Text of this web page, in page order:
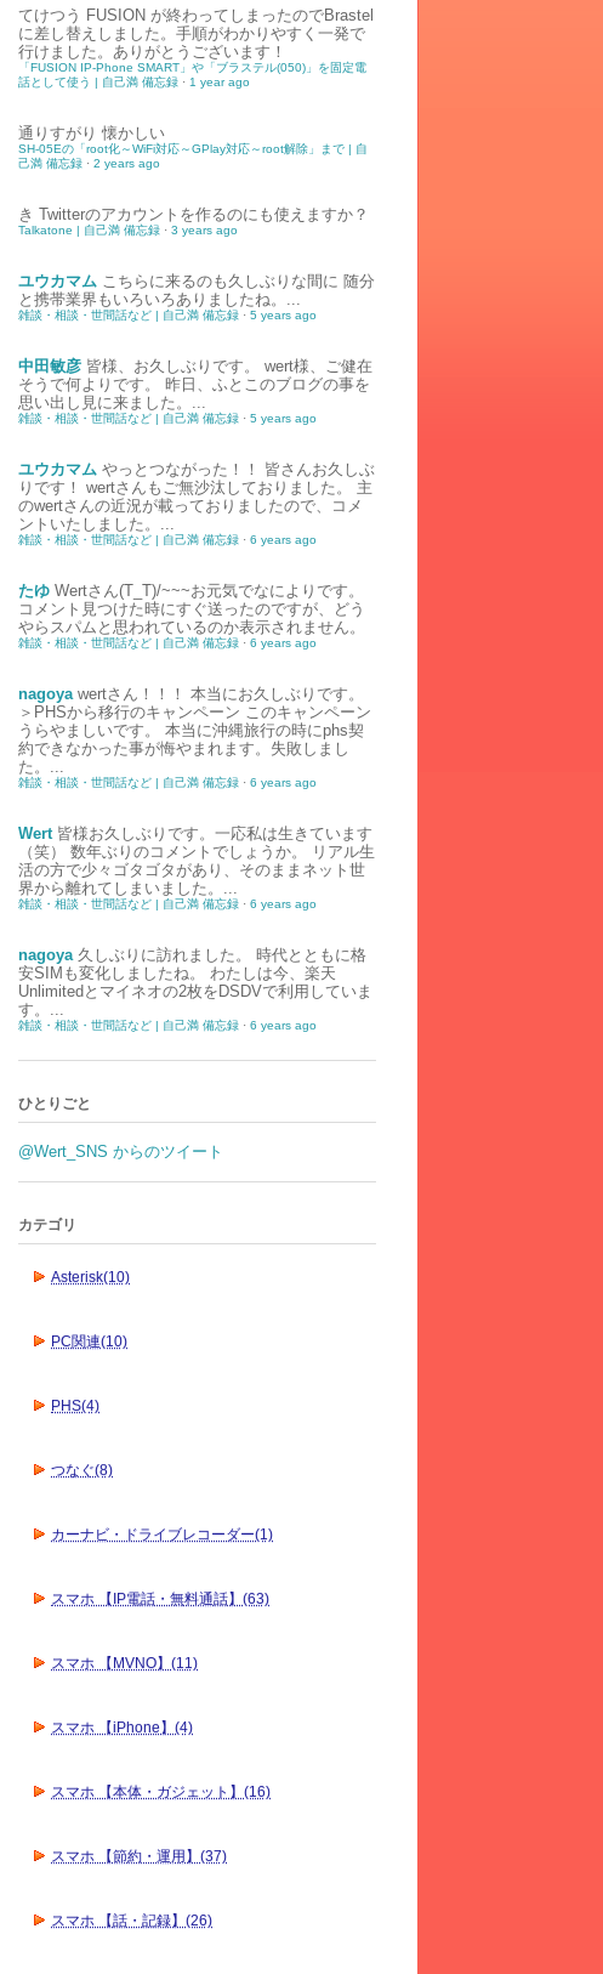
てけつう FUSION が終わってしまったのでBrastel
に差し替えしました。手順がわかりやすく一発で
行けました。ありがとうございます！
「FUSION IP-Phone SMART」や「ブラステル(050)」を固定電
話として使う | 自己満 備忘録 · 1 year ago
通りすがり 懐かしい
SH-05Eの「root化～WiFi対応～GPlay対応～root解除」まで | 自
己満 備忘録 · 2 years ago
き Twitterのアカウントを作るのにも使えますか？
Talkatone | 自己満 備忘録 · 3 years ago
ユウカマム こちらに来るのも久しぶりな間に 随分
と携帯業界もいろいろありましたね。...
雑談・相談・世間話など | 自己満 備忘録 · 5 years ago
中田敏彦 皆様、お久しぶりです。 wert様、ご健在
そうで何よりです。 昨日、ふとこのブログの事を
思い出し見に来ました。...
雑談・相談・世間話など | 自己満 備忘録 · 5 years ago
ユウカマム やっとつながった！！ 皆さんお久しぶ
りです！ wertさんもご無沙汰しておりました。 主
のwertさんの近況が載っておりましたので、コメ
ントいたしました。...
雑談・相談・世間話など | 自己満 備忘録 · 6 years ago
たゆ Wertさん(T_T)/~~~お元気でなによりです。
コメント見つけた時にすぐ送ったのですが、どう
やらスパムと思われているのか表示されません。
雑談・相談・世間話など | 自己満 備忘録 · 6 years ago
nagoya wertさん！！！ 本当にお久しぶりです。
＞PHSから移行のキャンペーン このキャンペーン
うらやましいです。 本当に沖縄旅行の時にphs契
約できなかった事が悔やまれます。失敗しまし
た。...
雑談・相談・世間話など | 自己満 備忘録 · 6 years ago
Wert 皆様お久しぶりです。一応私は生きています
（笑） 数年ぶりのコメントでしょうか。 リアル生
活の方で少々ゴタゴタがあり、そのままネット世
界から離れてしまいました。...
雑談・相談・世間話など | 自己満 備忘録 · 6 years ago
nagoya 久しぶりに訪れました。 時代とともに格
安SIMも変化しましたね。 わたしは今、楽天
Unlimitedとマイネオの2枚をDSDVで利用していま
す。...
雑談・相談・世間話など | 自己満 備忘録 · 6 years ago
ひとりごと
@Wert_SNS からのツイート
カテゴリ
Asterisk(10)
PC関連(10)
PHS(4)
つなぐ(8)
カーナビ・ドライブレコーダー(1)
スマホ 【IP電話・無料通話】(63)
スマホ 【MVNO】(11)
スマホ 【iPhone】(4)
スマホ 【本体・ガジェット】(16)
スマホ 【節約・運用】(37)
スマホ 【話・記録】(26)